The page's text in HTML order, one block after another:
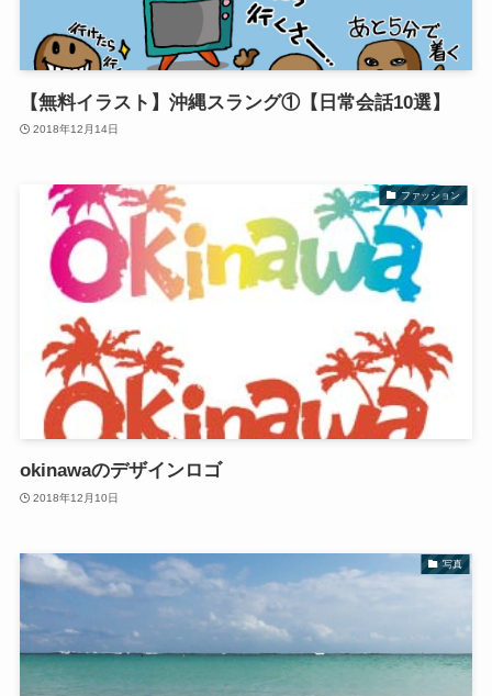
【無料イラスト】沖縄スラング①【日常会話10選】
2018年12月14日
ファッション
okinawaのデザインロゴ
2018年12月10日
写真